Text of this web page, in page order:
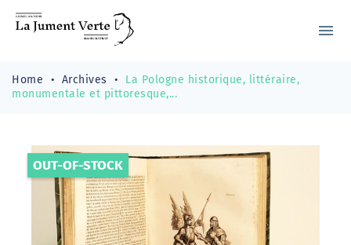
menu
Home Archives
La Pologne historique, littéraire,
monumentale et pittoresque,...
OUT-OF-STOCK